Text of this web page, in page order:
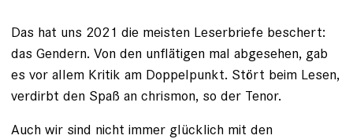
Das hat uns 2021 die meisten Leser­briefe beschert:
das Gendern. Von den unflätigen mal ab­gesehen, gab
es vor allem Kritik am Doppel­punkt. Stört beim Lesen,
verdirbt den Spaß an chrismon, so der Tenor.
Auch wir sind nicht immer glücklich mit den